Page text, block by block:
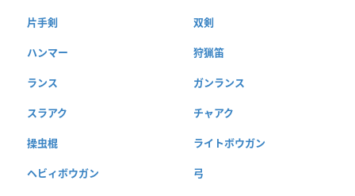
片手剣 双剣
ハンマー 狩猟笛
ランス ガンランス
スラアク チャアク
操虫棍 ライトボウガン
ヘビィボウガン 弓